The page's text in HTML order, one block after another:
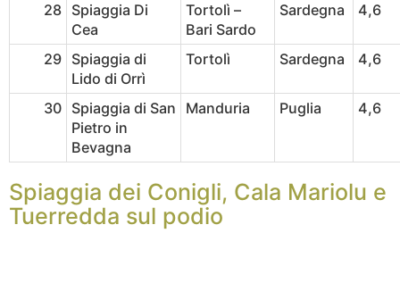
28 Spiaggia Di
Cea
Tortolì –
Bari Sardo
Sardegna 4,6
29 Spiaggia di
Lido di Orrì
Tortolì Sardegna 4,6
30 Spiaggia di San
Pietro in
Bevagna
Manduria Puglia 4,6
Spiaggia dei Conigli, Cala Mariolu e
Tuerredda sul podio